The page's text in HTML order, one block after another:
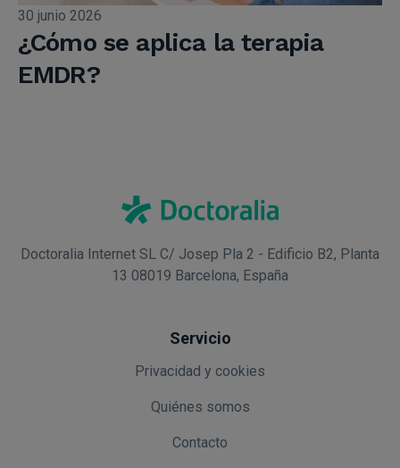
30 junio 2026
¿Cómo se aplica la terapia
EMDR?
Doctoralia Internet SL C/ Josep Pla 2 - Edificio B2, Planta
13 08019 Barcelona, España
Servicio
Privacidad y cookies
Quiénes somos
Contacto